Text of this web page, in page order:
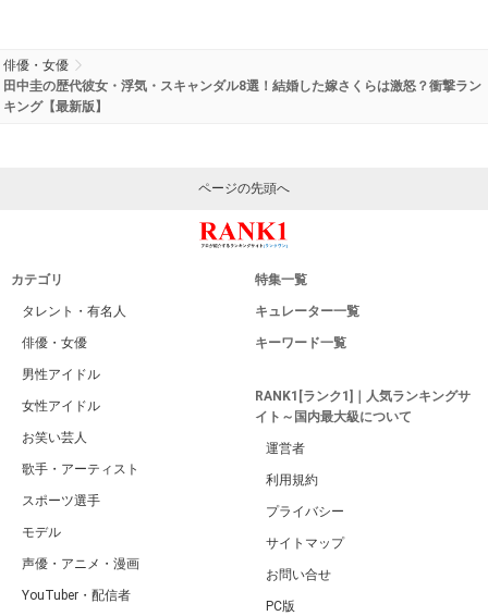
俳優・女優
田中圭の歴代彼女・浮気・スキャンダル8選！結婚した嫁さくらは激怒？衝撃ラン
キング【最新版】
ページの先頭へ
カテゴリ
タレント・有名人
俳優・女優
男性アイドル
女性アイドル
お笑い芸人
歌手・アーティスト
スポーツ選手
モデル
声優・アニメ・漫画
YouTuber・配信者
特集一覧
キュレーター一覧
キーワード一覧
RANK1[ランク1]｜人気ランキングサ
イト～国内最大級について
運営者
利用規約
プライバシー
サイトマップ
お問い合せ
PC版